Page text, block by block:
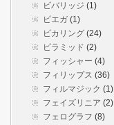
ビバリッジ (1)
ピエガ (1)
ピカリング (24)
ピラミッド (2)
フィッシャー (4)
フィリップス (36)
フィルマジック (1)
フェイズリニア (2)
フェログラフ (8)